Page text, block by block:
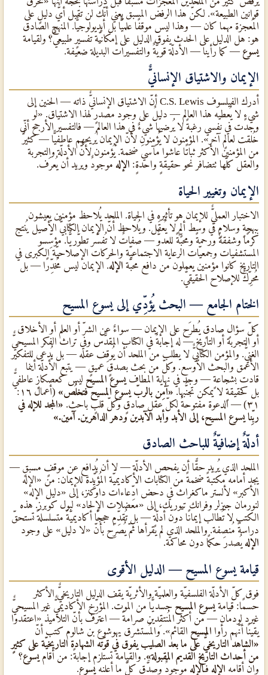
قوانين الطبيعة». لكنّ هذا الرفض المسبق يعني أنّك لن تقبل أيٌّ دليلٍ على
المُعجزة مهما كان — وهذا ليس موقفًا علميًّا بل أيديولوجيًّا. المنهج الصادق
هو: هل الدليل على الحدث يفوق الدليل على إمكانيّة تفسيرٍ طبيعيٌّ؟ ولقيامة
يسوع — كما رأينا — الأدلّة قويّةٌ والتفسيرات البديلة ضعيفة.
الإيمان والاشتياق الإنسانيٌّ
أدرك الفيلسوف C.S. Lewis أنّ الاشتياق الإنسانيٌّ ذاته — الحنين إلى
شيءٍ لا يُعطيه هذا العالم — دليلٌ على وجود مصدرٍ لهذا الاشتياق. «لو
وجدت في نفسي رغبةً لا يُرضيها شيءٌ في هذا العالم — فالتفسير الأرجح أنّي
خُلقت لعالمٍ آخر». المؤمنون لا يُؤمنون لأنّ الإيمان يُريحهم عاطفيًّا — كثيرٌ
من المؤمنين الأكثر ثباتًا عاشوا مآسيَ ضخمة. يُؤمنون لأنّ الأدلّة والتجربة
والعقل كلّها تتضافر نحو حقيقةٍ واحدةٍ: الإله موجودٌ ويريد أن يُعرَف.
الإيمان وتغيير الحياة
الاختبار العمليٌّ للإيمان هو تأثيره في الحياة. الملحد يُلاحظ مؤمنين يعيشون
ببهجةٍ وسلامٍ في وسط ألمٍ لا يُعقَل. ويُلاحظ أنّ الإيمان الكتابيٌّ الأصيل يُنتج
كرمًا وشفقةً ورحمةً ومحبّةً للعدوٌّ — صفاتٌ لا تُفسَّر تطوُّريًّا. مؤسِّسو
المستشفيات وجمعيّات الرعاية الاجتماعيّة والحركات الإصلاحيّة الكبرى في
التاريخ كانوا مؤمنين يعملون من دافع محبّة الإله. الإيمان ليس مُخدِّرًا — بل
مُحرِّكٌ للإصلاح الحقيقيٌّ.
الختام الجامع — البحث يُؤدِّي إلى يسوع المسيح
كلّ سؤالٍ صادقٍ يُطرَح على الإيمان — سواءٌ عن الشرّ أو العلم أو الأخلاق
أو التجربة أو التاريخ — له إجابةٌ في الكتاب المقدَّس وفي تراث الفكر المسيحيٌّ
الغنيٌّ. والمؤمن الكتابيٌّ لا يطلب من الملحد أن يُوقِف عقله — بل يُدعى للتفكير
الأعمق والبحث الأوسع. وكلّ من بحث بصدقٍ عميقٍ — يتبع الأدلّة أينما
قادت بشجاعةٍ — وجد في نهاية المطاف يسوع المسيح ليس كعصكازٍ عاطفيٌّ
بل كحقيقةٍ لا يمكن تجنُّبها. «آمِن بالربّ يسوع المسيح فتخلُص»
(أعمال ١٦:
٣١) — الدعوة مفتوحةٌ لكلّ عقلٍ صادقٍ وكلّ قلبٍ باحثٍ.
«المجد للإله في
ربِّنا يسوع المسيح، إلى الأبد وأبد الآبدين ودهر الداهرين. آمين.»
أدلّةٌ إضافيّةٌ للباحث الصادق
الملحد الذي يُريد حقًّا أن يفحص الأدلّة — لا أن يُدافع عن موقفٍ مسبقٍ —
يجد أمامه مكتبةً ضخمةً من الكتابات الأكاديميّة المُؤيِّدة للإيمان: من «الإله
الأكبر» لألستر ماكغراث في دحض ادِّعاءات داوكنز، إلى «دليل الإله»
لنورمان جيزلر وفرانك تيوريك، إلى «معضلات الإلحاد» لبول كوبرز. هذه
الكتب لا تُطالب إيمانًا دون أدلّةٍ — بل تُقدِّم حججًا أكاديميّةً متسلسلةً تستحقّ
دراسةً مُنصِفة. والملحد الذي لم يقرأها ثمّ يُصرِّح بأنّ «لا دليل» على وجود
الإله يُصدر حكمًا دون محاكمة.
قيامة يسوع المسيح — الدليل الأقوى
فوق كلّ الأدلّة الفلسفيّة والعلميّة والأثريّة يقف الدليل التاريخيٌّ الأكثر
حسمًا: قيامة يسوع المسيح جسديًّا من الموت. المؤرِّخ الأكاديميٌّ غير المسيحيٌّ
غيرد لودمان — من أكثر المُنتقِدين صرامةً — اعترف بأنّ التلاميذ «اعتقدوا
يقينًا أنّهم رأوا المسيح القائم». والمُستشرق يهوشوع بن شالوم كتب أنّ
«الشاهد التاريخيٌّ على ما بعد الصليب يفوق في قوّته الشهادة التاريخيّة على كثيرٍ
من أحداث التاريخ القديم المقبولة». والقيامة تستلزم إجابةً: من أقام يسوع؟
وإن أقامه الإله فـالإله موجودٌ وصدَّق كلّ ما أعلنه يسوع.